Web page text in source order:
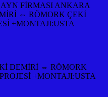
FİRMASI ANKARA
⇔ RÖMORK ÇEKİ
+MONTAJI:USTA
DEMİRİ ⇔ RÖMORK
+MONTAJI:USTA